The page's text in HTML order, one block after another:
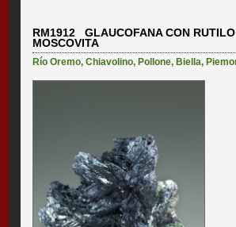
RM1912 GLAUCOFANA CON
MOSCOVITA
Río Oremo,Chiavolino, Pollone, Biella,